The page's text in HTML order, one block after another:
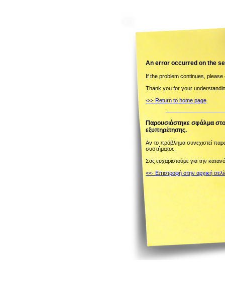
Αn error occurred on the
If the problem continues,
Thank you for your
<<- Return to home page
Παρουσιάστηκε σφάλμα
εξυπηρέτησης.
Αν το πρόβλημα συνεχιστεί
συστήματος.
Σας ευχαριστούμε για την
<<- Επιστροφή στην αρχική